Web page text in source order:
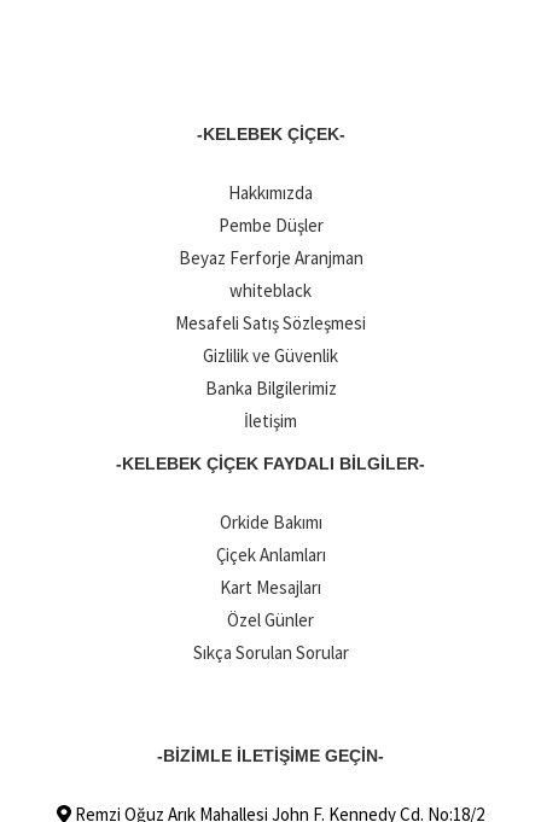
-KELEBEK ÇIÇEK-
Hakkımızda
Pembe Düşler
Beyaz Ferforje Aranjman
whiteblack
Mesafeli Satış Sözleşmesi
Gizlilik ve Güvenlik
Banka Bilgilerimiz
İletişim
-KELEBEK ÇIÇEK FAYDALI BILGILER-
Orkide Bakımı
Çiçek Anlamları
Kart Mesajları
Özel Günler
Sıkça Sorulan Sorular
-BİZİMLE İLETİŞİME GEÇİN-
Remzi Oğuz Arık Mahallesi John F. Kennedy Cd. No:18/2